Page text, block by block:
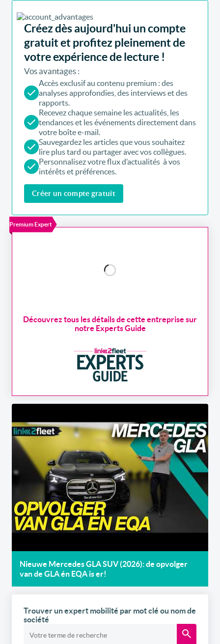
Créez dès aujourd'hui un compte
gratuit et profitez pleinement de
votre expérience de lecture !
Vos avantages :
Accès exclusif au contenu premium : des
analyses approfondies, des interviews et des
rapports.
Recevez chaque semaine les actualités, les
tendances et les événements directement dans
votre boîte e-mail.
Sauvegardez les articles que vous souhaitez
lire plus tard ou partager avec vos collègues.
Personnalisez votre flux d’actualités à vos
intérêts et préférences.
Créer un compte gratuit
Premium Expert
Découvrez tous les détails de cette entreprise sur
notre Experts Guide
Nieuwe Mercedes GLA SUV (2026): de opvolger
van de GLA én EQA is er!
Trouver un expert mobilité par mot clé ou nom de
société